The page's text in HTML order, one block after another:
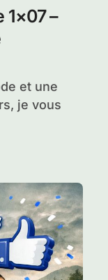
1×07 –
je vous